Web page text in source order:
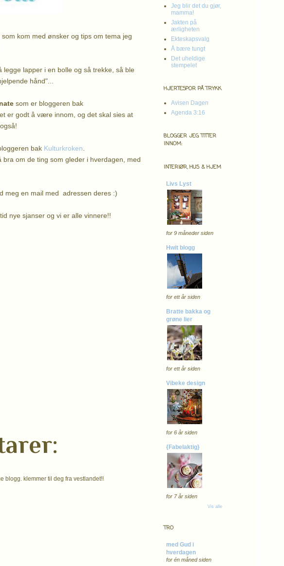
kom med ønsker og tips om tema jeg
lapper i en bolle og så trekke, så ble
hånd"...
som er bloggeren bak
er godt å være innom, og det skal sies at
bak Kulturkroken
om de ting som gleder i hverdagen, med
meg en mail med adressen deres :)
nye sjanser og vi er alle vinnere!!
blogg. klemmer til deg fra vestlandet!!
Jeg blir det du gjør,
mamma!
Jakten på
ærligheten
Ekteskapsvalg
Å bære tungt
Det uheldige
stempelet
HJERTESPOR PÅ TRYKK
Avisen Dagen
Agenda 3:16
BLOGGER JEG TITTER
INNOM:
INTERIØR, HUS & HJEM
Livs Lyst
for 9 måneder siden
Hwit blogg
for ett år siden
Bratte bakka og
grøne lier
for ett år siden
Vibeke design
for 6 år siden
{Fabelaktig}
for 7 år siden
Vis alle
TRO
med Gud i
hverdagen
for én måned siden